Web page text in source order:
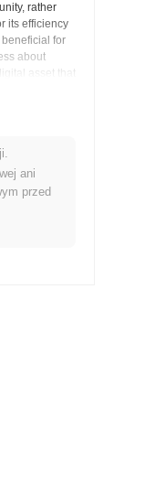
rather
its efficiency
for
about
asset that
cultural
a
of a
ani
przed